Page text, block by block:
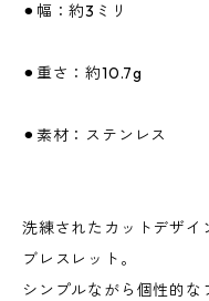
⚫︎幅：約3ミリ
⚫︎重さ：約10.7g
⚫︎素材：ステンレス
洗練されたカットデザイ
ブレスレット。
シンプルながら個性的